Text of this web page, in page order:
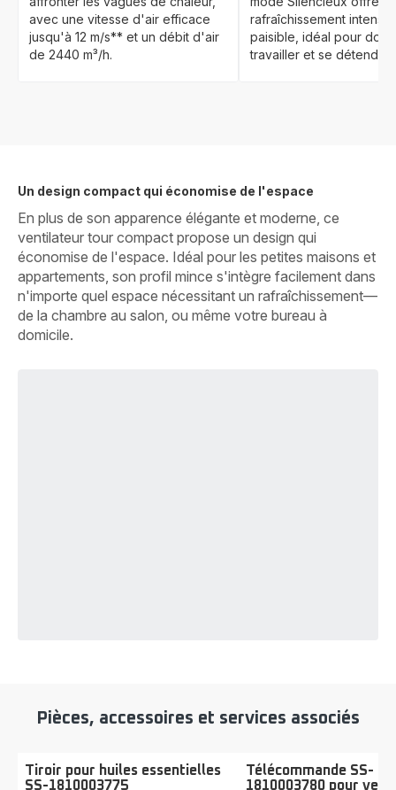
avec une vitesse d'air efficace
jusqu'à 12 m/s** et un débit d'air
de 2440 m³/h.
rafraîchissement intense
paisible, idéal pour
travailler et se détendre.
Un design compact qui économise de l'espace
En plus de son apparence élégante et moderne, ce
ventilateur tour compact propose un design qui
économise de l'espace. Idéal pour les petites maisons et
appartements, son profil mince s'intègre facilement dans
n'importe quel espace nécessitant un rafraîchissement—
de la chambre au salon, ou même votre bureau à
domicile.
Pièces, accessoires et services associés
Tiroir pour huiles essentielles
SS-1810003775
Télécommande SS-
1810003780 pour